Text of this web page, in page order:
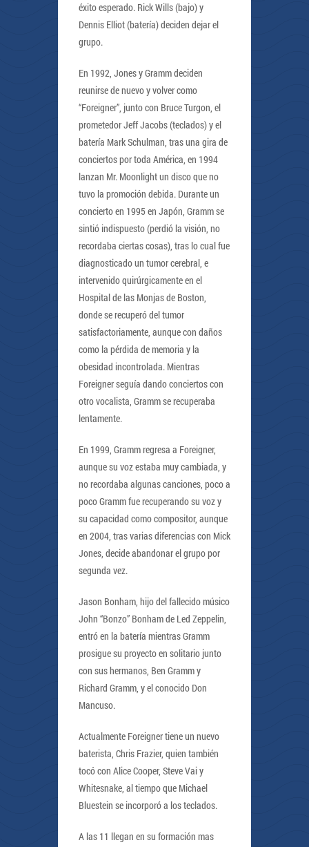
éxito esperado. Rick Wills (bajo) y
Dennis Elliot (batería) deciden dejar el
grupo.
En 1992, Jones y Gramm deciden
reunirse de nuevo y volver como
“Foreigner”, junto con Bruce Turgon, el
prometedor Jeff Jacobs (teclados) y el
batería Mark Schulman, tras una gira de
conciertos por toda América, en 1994
lanzan Mr. Moonlight un disco que no
tuvo la promoción debida. Durante un
concierto en 1995 en Japón, Gramm se
sintió indispuesto (perdió la visión, no
recordaba ciertas cosas), tras lo cual fue
diagnosticado un tumor cerebral, e
intervenido quirúrgicamente en el
Hospital de las Monjas de Boston,
donde se recuperó del tumor
satisfactoriamente, aunque con daños
como la pérdida de memoria y la
obesidad incontrolada. Mientras
Foreigner seguía dando conciertos con
otro vocalista, Gramm se recuperaba
lentamente.
En 1999, Gramm regresa a Foreigner,
aunque su voz estaba muy cambiada, y
no recordaba algunas canciones, poco a
poco Gramm fue recuperando su voz y
su capacidad como compositor, aunque
en 2004, tras varias diferencias con Mick
Jones, decide abandonar el grupo por
segunda vez.
Jason Bonham, hijo del fallecido músico
John “Bonzo” Bonham de Led Zeppelin,
entró en la batería mientras Gramm
prosigue su proyecto en solitario junto
con sus hermanos, Ben Gramm y
Richard Gramm, y el conocido Don
Mancuso.
Actualmente Foreigner tiene un nuevo
baterista, Chris Frazier, quien también
tocó con Alice Cooper, Steve Vai y
Whitesnake, al tiempo que Michael
Bluestein se incorporó a los teclados.
A las 11 llegan en su formación mas